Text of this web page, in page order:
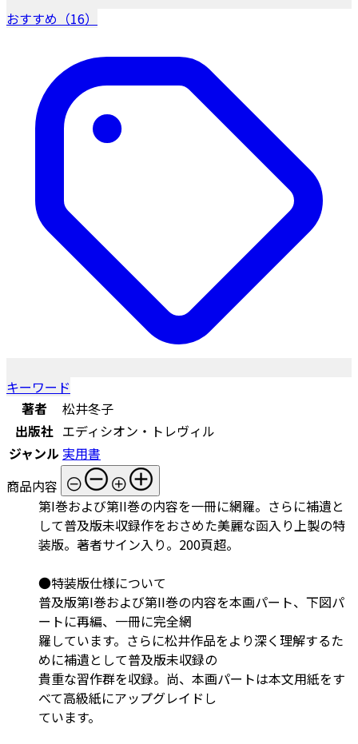
おすすめ（16）
キーワード
著者
松井冬子
出版社 エディシオン・トレヴィル
ジャンル 実用書
商品内容
第I巻および第II巻の内容を一冊に網羅。さらに補遺と
して普及版未収録作をおさめた美麗な函入り上製の特
装版。著者サイン入り。200頁超。
●特装版仕様について
普及版第I巻および第II巻の内容を本画パート、下図パ
ートに再編、一冊に完全網
羅しています。さらに松井作品をより深く理解するた
めに補遺として普及版未収録の
貴重な習作群を収録。尚、本画パートは本文用紙をす
べて高級紙にアップグレイドし
ています。